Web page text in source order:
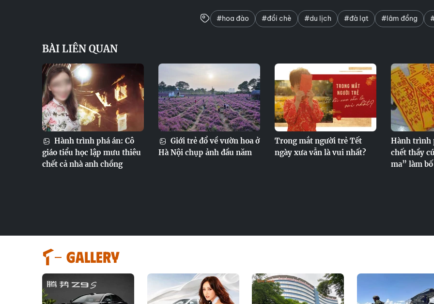
#hoa đào #đồi chè #du lịch #đà lạt #lâm đồng
BÀI LIÊN QUAN
Hành trình phá án: Cô
giáo tiểu học lập mưu thiêu
chết cả nhà anh chồng
Giới trẻ đổ về vườn hoa ở
Hà Nội chụp ảnh đầu năm
Trong mắt người trẻ Tết
ngày xưa vẫn là vui nhất?
Hành trình
chết thầy
ma” làm
GALLERY